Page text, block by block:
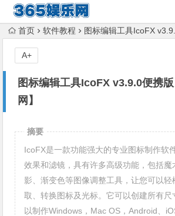
首页 软件教程 图标编辑工具IcoFX v3.9.0
图标编辑工具IcoFX v3.9.0便携
网】
A+
摘要
IcoFX是一款功能强大的专业图标制作软
效果和滤镜，具有许多高级功能，包括魔
影、渐变色等图像调整工具，让您可以轻
取、转换图标及光标。它可以创建所有
以制作Windows，Mac OS，Android、